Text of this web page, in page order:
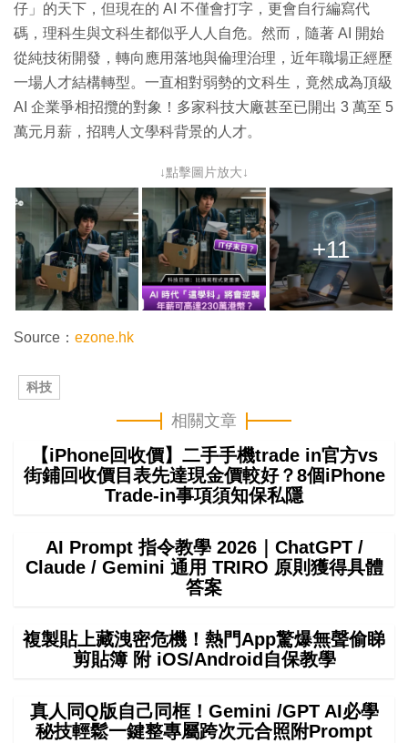
仔」的天下，但現在的 AI 不僅會打字，更會自行編寫代
碼，理科生與文科生都似乎人人自危。然而，隨著 AI 開始
從純技術開發，轉向應用落地與倫理治理，近年職場正經歷
一場人才結構轉型。一直相對弱勢的文科生，竟然成為頂級
AI 企業爭相招攬的對象！多家科技大廠甚至已開出 3 萬至 5
萬元月薪，招聘人文學科背景的人才。
↓點擊圖片放大↓
+11
Source： ezone.hk
科技
相關文章
【iPhone回收價】二手手機trade in官方vs
街鋪回收價目表先達現金價較好？8個iPhone
Trade-in事項須知保私隱
AI Prompt 指令教學 2026｜ChatGPT /
Claude / Gemini 通用 TRIRO 原則獲得具體
答案
複製貼上藏洩密危機！熱門App驚爆無聲偷睇
剪貼簿 附 iOS/Android自保教學
真人同Q版自己同框！Gemini /GPT AI必學
秘技輕鬆一鍵整專屬跨次元合照附Prompt